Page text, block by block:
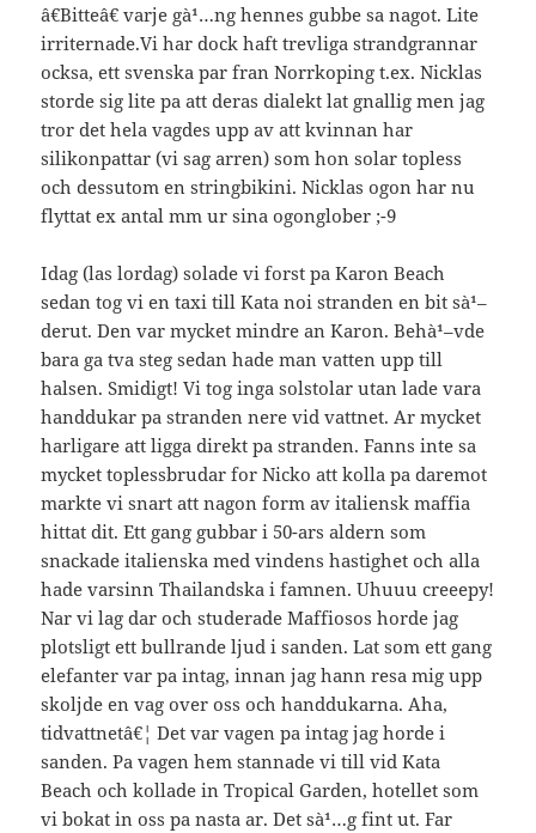
â€Bitteâ€ varje gà¹…ng hennes gubbe sa nagot. Lite
irriternade.Vi har dock haft trevliga strandgrannar
ocksa, ett svenska par fran Norrkoping t.ex. Nicklas
storde sig lite pa att deras dialekt lat gnallig men jag
tror det hela vagdes upp av att kvinnan har
silikonpattar (vi sag arren) som hon solar topless
och dessutom en stringbikini. Nicklas ogon har nu
flyttat ex antal mm ur sina ogonglober ;-9
Idag (las lordag) solade vi forst pa Karon Beach
sedan tog vi en taxi till Kata noi stranden en bit sà¹–
derut. Den var mycket mindre an Karon. Behà¹–vde
bara ga tva steg sedan hade man vatten upp till
halsen. Smidigt! Vi tog inga solstolar utan lade vara
handdukar pa stranden nere vid vattnet. Ar mycket
harligare att ligga direkt pa stranden. Fanns inte sa
mycket toplessbrudar for Nicko att kolla pa daremot
markte vi snart att nagon form av italiensk maffia
hittat dit. Ett gang gubbar i 50-ars aldern som
snackade italienska med vindens hastighet och alla
hade varsinn Thailandska i famnen. Uhuuu creeepy!
Nar vi lag dar och studerade Maffiosos horde jag
plotsligt ett bullrande ljud i sanden. Lat som ett gang
elefanter var pa intag, innan jag hann resa mig upp
skoljde en vag over oss och handdukarna. Aha,
tidvattnetâ€¦ Det var vagen pa intag jag horde i
sanden. Pa vagen hem stannade vi till vid Kata
Beach och kollade in Tropical Garden, hotellet som
vi bokat in oss pa nasta ar. Det sà¹…g fint ut. Far